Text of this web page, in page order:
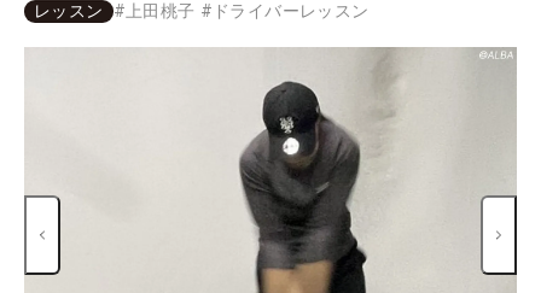
レッスン # 上田桃子 # ドライバーレッスン